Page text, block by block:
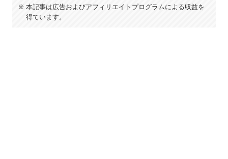
本記事は広告およびアフィリエイトプログラムによる収益を
得ています。